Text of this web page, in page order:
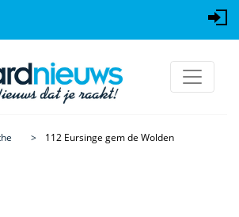
112 Eursinge gem de Wolden